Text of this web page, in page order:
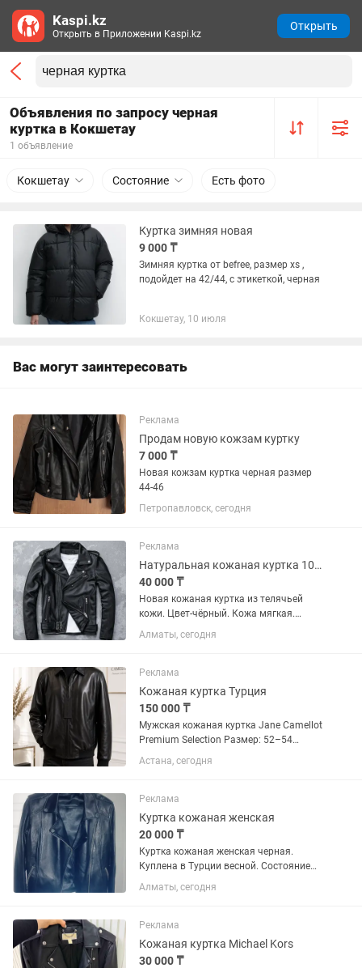
Объявления по запросу черная
куртка в Кокшетау
1 объявление
Кокшетау Состояние Есть фото
Куртка зимняя новая
9 000 ₸
Зимняя куртка от befree, размер xs ,
подойдет на 42/44, с этикеткой, черная
Кокшетау, 10 июля
Вас могут заинтересовать
Реклама
Продам новую кожзам куртку
7 000 ₸
Новая кожзам куртка черная размер
44-46
Петропавловск, сегодня
Реклама
Натуральная кожаная куртка 100%.
40 000 ₸
Новая кожаная куртка из телячьей
кожи. Цвет-чёрный. Кожа мягкая.
Выглядит очень стильно. Размер 50-
52.Осень-весна. Высококачественные
Торга нет!
Алматы, сегодня
Реклама
Кожаная куртка Турция
150 000 ₸
Мужская кожаная куртка Jane Camellot
Premium Selection Размер: 52–54
Материал: 100% натуральная кожа
Производство: Турция Состояние:
Элегантная мужская куртка...
Астана, сегодня
Реклама
Куртка кожаная женская
20 000 ₸
Куртка кожаная женская черная.
Куплена в Турции весной. Состояние
идеальное без потертостей и
изъянов.разм 42-44 .
Алматы, сегодня
Реклама
Кожаная куртка Michael Kors
30 000 ₸
Kaspi.kz
Открыть в Приложении Kaspi.kz
Открыть